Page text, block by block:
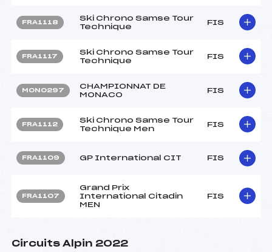
FRA1118
Ski Chrono Samse Tour
Technique
FIS
FRA1117
Ski Chrono Samse Tour
Technique
FIS
MON0297
CHAMPIONNAT DE
MONACO
FIS
FRA1112
Ski Chrono Samse Tour
Technique Men
FIS
FRA1109 GP International CIT FIS
FRA1107
Grand Prix
International Citadin
MEN
FIS
Circuits Alpin 2022